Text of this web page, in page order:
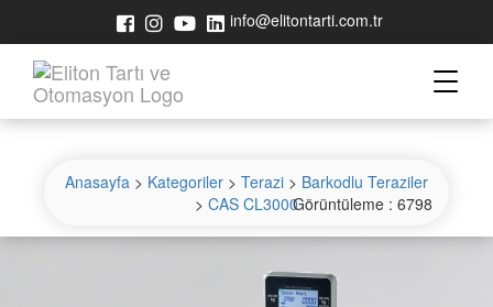
info@elitontarti.com.tr
Anasayfa > Kategoriler > Terazi > Barkodlu Teraziler
> CAS CL3000Görüntüleme : 6798
CAS CL3000 Teklif İste